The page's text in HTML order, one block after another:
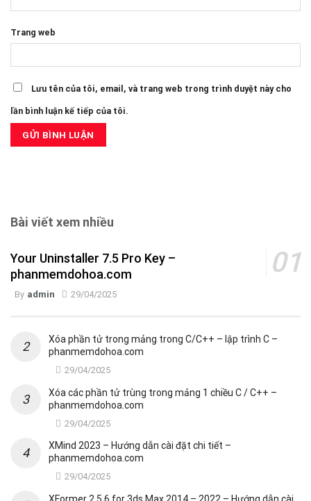
Trang web
Lưu tên của tôi, email, và trang web trong trình duyệt này cho
lần bình luận kế tiếp của tôi.
Bài viết xem nhiều
Your Uninstaller 7.5 Pro Key –
phanmemdohoa.com
By admin 29/04/2025
Xóa phần tử trong mảng trong C/C++ – lập trình C –
phanmemdohoa.com
29/04/2025
Xóa các phần tử trùng trong mảng 1 chiều C / C++ –
phanmemdohoa.com
29/04/2025
XMind 2023 – Hướng dẫn cài đặt chi tiết –
phanmemdohoa.com
29/04/2025